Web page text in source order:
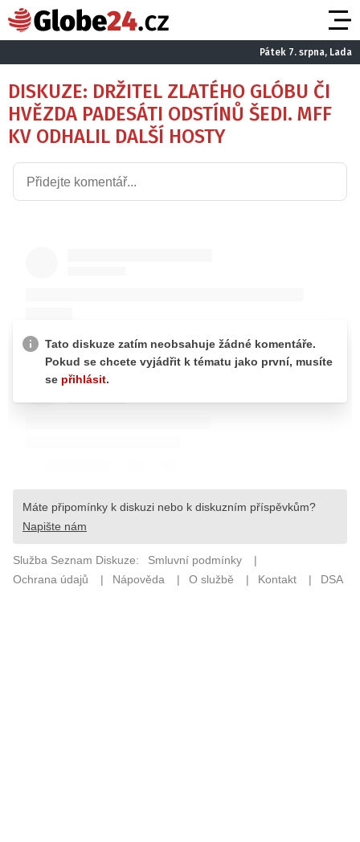
Pátek 7. srpna, Lada
DISKUZE: DRŽITEL ZLATÉHO GLÓBU ČI
HVĚZDA PADESÁTI ODSTÍNŮ ŠEDI. MFF
KV ODHALIL DALŠÍ HOSTY